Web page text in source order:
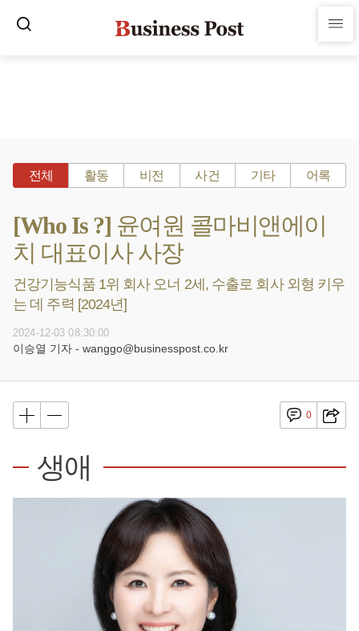
전체 활동 비전 사건 기타 어록
[Who Is ?] 윤여원 콜마비앤에이
치 대표이사 사장
건강기능식품 1위 회사 오너 2세, 수출로 회사 외형 키우
는 데 주력 [2024년]
2024-12-03 08:30:00
이승열 기자 - wanggo@businesspost.co.kr
0
생애